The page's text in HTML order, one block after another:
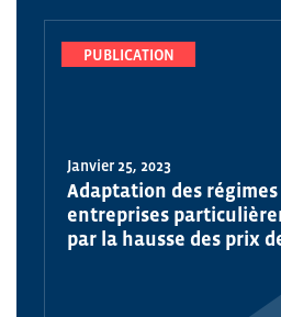
PUBLICATION
Janvier 25, 2023
Adaptation des régimes
entreprises
par la hausse des prix